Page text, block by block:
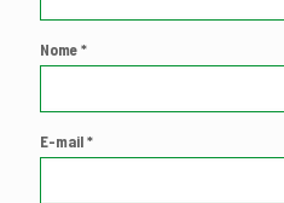
Nome*
E-mail*